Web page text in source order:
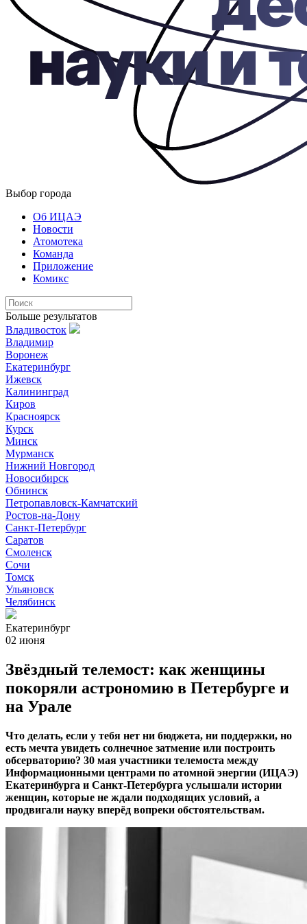
Выбор города
Об ИЦАЭ
Новости
Атомотека
Команда
Приложение
Комикс
Больше результатов
Владивосток
Владимир
Воронеж
Екатеринбург
Ижевск
Калининград
Киров
Красноярск
Курск
Минск
Мурманск
Нижний Новгород
Новосибирск
Обнинск
Петропавловск-Камчатский
Ростов-на-Дону
Санкт-Петербург
Саратов
Смоленск
Сочи
Томск
Ульяновск
Челябинск
Екатеринбург
02 июня
Звёздный телемост: как женщины
покоряли астрономию в Петербурге и
на Урале
Что делать, если у тебя нет ни бюджета, ни поддержки, но
есть мечта увидеть солнечное затмение или построить
обсерваторию? 30 мая участники телемоста между
Информационными центрами по атомной энергии (ИЦАЭ)
Екатеринбурга и Санкт-Петербурга услышали истории
женщин, которые не ждали подходящих условий, а
продвигали науку вперёд вопреки обстоятельствам.